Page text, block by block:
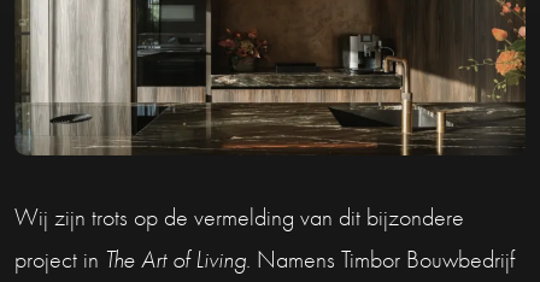
Wij zijn trots op de vermelding van dit bijzondere
project in The Art of Living. Namens Timbor Bouwbedrijf